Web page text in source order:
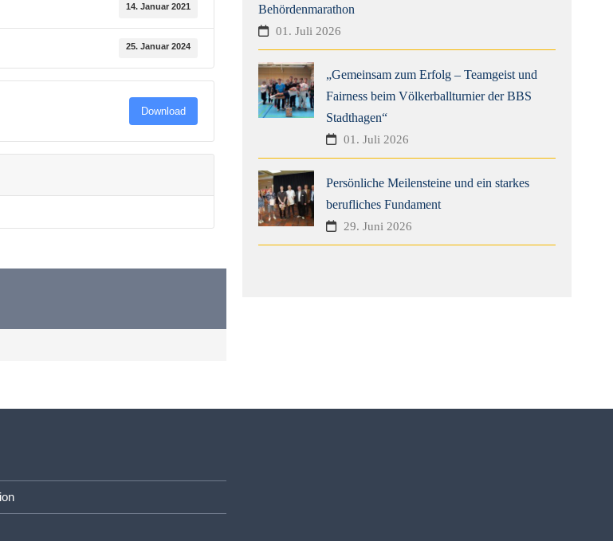
14. Januar 2021
25. Januar 2024
Download
Behördenmarathon
01. Juli 2026
„Gemeinsam zum Erfolg – Teamgeist und
Fairness beim Völkerballturnier der BBS
Stadthagen“
01. Juli 2026
Persönliche Meilensteine und ein starkes
berufliches Fundament
29. Juni 2026